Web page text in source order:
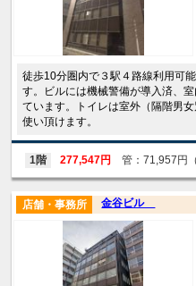
徒歩10分圏内で３駅４路線利用可
す。ビルには機械警備が導入済、
ています。トイレは室外（隔階男
使い頂けます。
1階 277,547円 管：71,957円
金谷ビル
店舗・事務所